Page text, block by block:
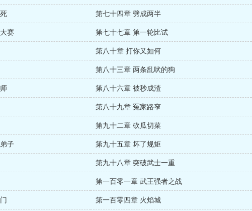
第七十四章 劈成两半
赛
第七十七章 第一轮比试
第八十章 打你又如何
第八十三章 两条乱吠的狗
第八十六章 被秒成渣
第八十九章 冤家路窄
第九十二章 砍瓜切菜
子
第九十五章 坏了规矩
第九十八章 突破武士一重
第一百零一章 武王强者之战
第一百零四章 火焰城